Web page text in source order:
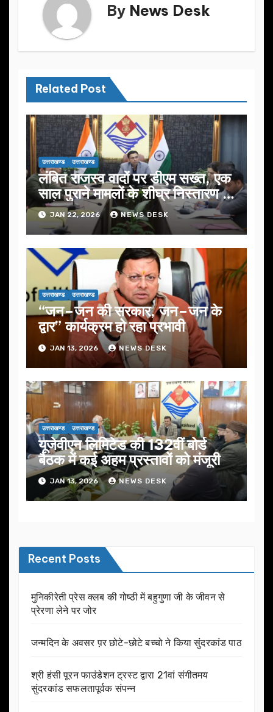
By News Desk
Related Post
उत्तराखण्ड उत्तराखण्ड
लंबित राजस्व वादों पर डीएम सख्त, एक
साल पुराने मामलों के शीघ्र निस्तारण के
आदेश…
JAN 22, 2026 NEWS DESK
उत्तराखण्ड उत्तराखण्ड
“जन–जन की सरकार, जन–जन के
द्वार” कार्यक्रम हो रहा प्रभावी
JAN 13, 2026 NEWS DESK
उत्तराखण्ड उत्तराखण्ड
यूजेवीएन लिमिटेड की 132वीं बोर्ड
बैठक में कई अहम प्रस्तावों को मंजूरी
JAN 13, 2026 NEWS DESK
Recent Posts
मुनिकीरेती प्रेस क्लब की गोष्ठी में बहुगुणा जी के जीवन से
प्रेरणा लेने पर जोर
जन्मदिन के अवसर प़र छोटे-छोटे बच्चो ने किया सुंदरकांड पाठ
श्री हंसी पूरन फाउंडेशन ट्रस्ट द्वारा 21वां संगीतमय
सुंदरकांड सफलतापूर्वक संपन्न